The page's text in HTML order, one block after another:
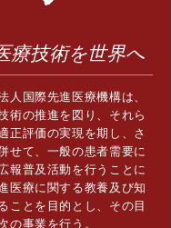
療技術を世界へ
人国際先進医療機構は、
術の推進を図り、それら
正評価の実現を期し、さ
せて、一般の患者需要に
報普及活動を行うことに
医療に関する教養及び知
ことを目的とし、その目
の事業を行う。